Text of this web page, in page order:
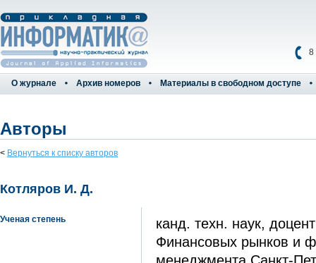
8
О журнале Архив номеров Материалы в свободном доступе
Авторы
< Вернуться к списку авторов
Котляров И. Д.
Ученая степень
канд. техн. наук,
Финансовых рынков и